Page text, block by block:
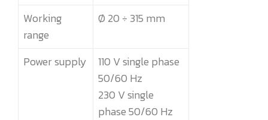
Working
range
Ø 20 ÷ 315 mm
Power supply
110 V single phase
50/60 Hz
230 V single
phase 50/60 Hz